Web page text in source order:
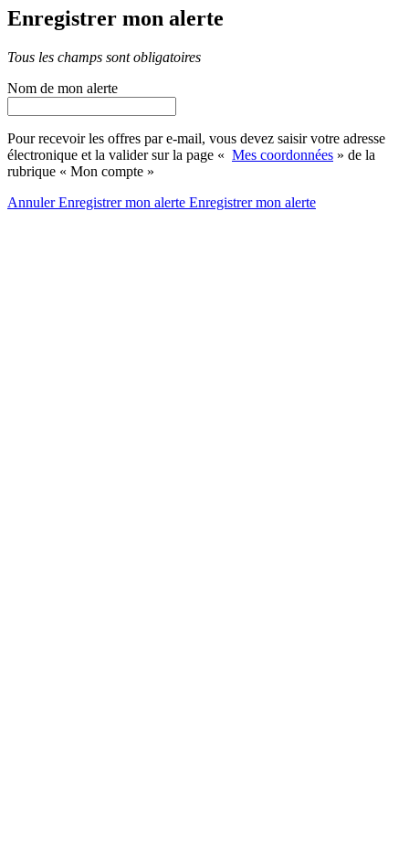
Enregistrer mon alerte
Tous les champs sont obligatoires
Nom de mon alerte
Pour recevoir les offres par e-mail, vous devez saisir votre adresse
électronique et la valider sur la page « Mes coordonnées » de la
rubrique « Mon compte »
AnnulerEnregistrer mon alerte Enregistrermon alerte